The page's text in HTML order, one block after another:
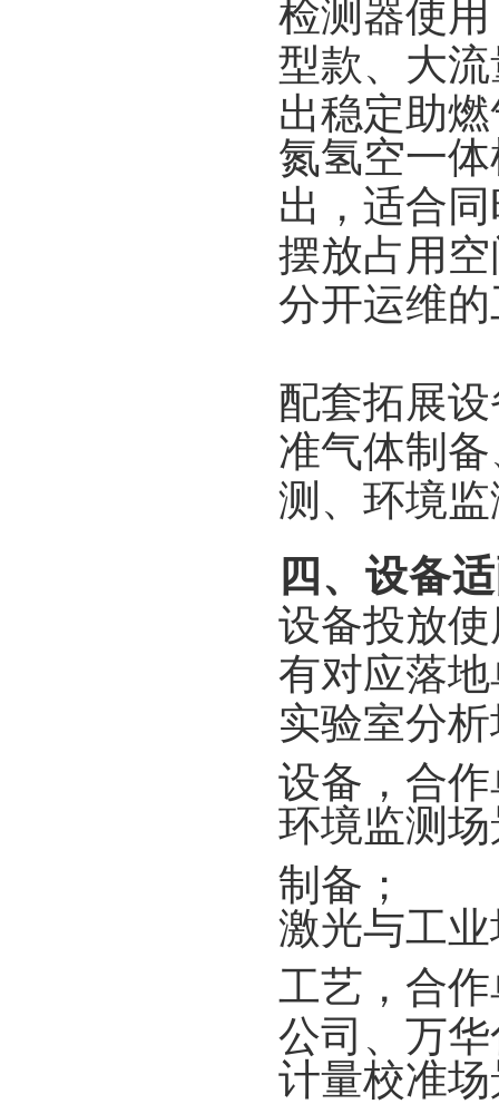
检测器使
型款、大
出稳定助燃
氮氢空一
出，适合
摆放占用
分开运维
配套拓展
准气体制
测、环境
四、设备
设备投放
有对应落
实验室分
设备，合
环境监测
制备；
激光与工
工艺，合
公司、万
计量校准